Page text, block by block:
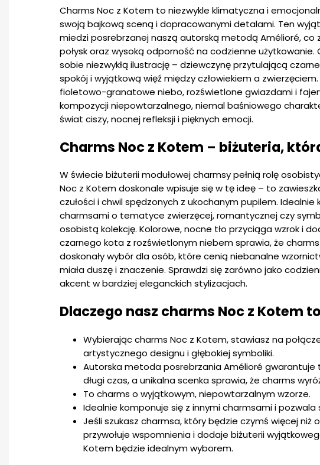
Charms Noc z Kotem to niezwykle klimatyczna i
swoją bajkową sceną i dopracowanymi detalami. Ten
miedzi posrebrzanej naszą autorską metodą Amélioré, co
połysk oraz wysoką odporność na codzienne użytkowanie.
sobie niezwykłą ilustrację – dziewczynę przytulającą
spokój i wyjątkową więź między człowiekiem a
fioletowo-granatowe niebo, rozświetlone gwiazdami i
kompozycji niepowtarzalnego, niemal baśniowego
świat ciszy, nocnej refleksji i pięknych emocji.
Charms Noc z Kotem – biżuteria,
W świecie biżuterii modułowej charmsy pełnią rolę
Noc z Kotem doskonale wpisuje się w tę ideę – to
czułości i chwil spędzonych z ukochanym pupilem. Idealnie
charmsami o tematyce zwierzęcej, romantycznej czy
osobistą kolekcję. Kolorowe, nocne tło przyciąga wzrok i
czarnego kota z rozświetlonym niebem sprawia, że
doskonały wybór dla osób, które cenią niebanalne
miała duszę i znaczenie. Sprawdzi się zarówno jako
akcent w bardziej eleganckich stylizacjach.
Dlaczego nasz charms Noc z Kotem
Wybierając charms Noc z Kotem, stawiasz na
artystycznego designu i głębokiej symboliki.
Autorska metoda posrebrzania Amélioré gwarantuje
długi czas, a unikalna scenka sprawia, że charms
To charms o wyjątkowym, niepowtarzalnym wzorze.
Idealnie komponuje się z innymi charmsami i
Jeśli szukasz charmsa, który będzie czymś więcej
przywołuje wspomnienia i dodaje biżuterii
Kotem będzie idealnym wyborem.